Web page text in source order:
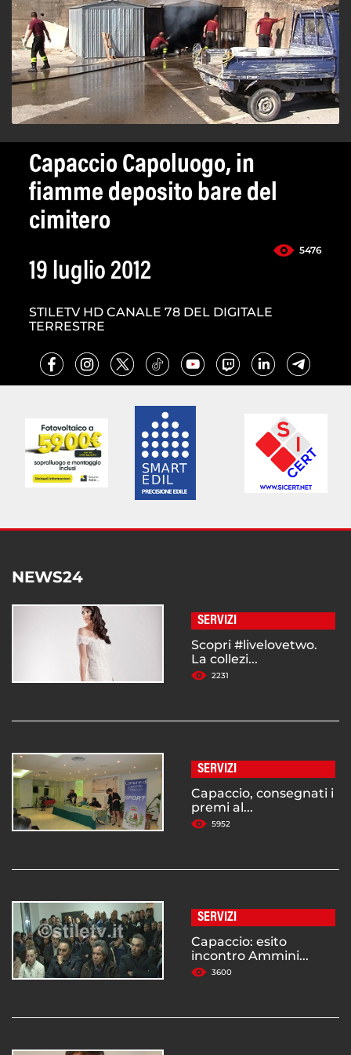
Capaccio Capoluogo, in
fiamme deposito bare del
cimitero
5476
19 luglio 2012
STILETV HD CANALE 78 DEL DIGITALE
TERRESTRE
NEWS24
SERVIZI
Scopri #livelovetwo.
La collezi...
2231
SERVIZI
Capaccio, consegnati i
premi al...
5952
SERVIZI
Capaccio: esito
incontro Ammini...
3600